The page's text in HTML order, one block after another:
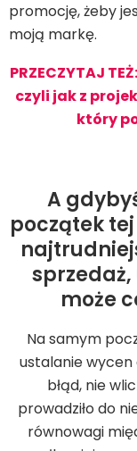
promocję, żeby
moją markę.
PRZECZYTAJ
czyli jak z
który
A
początek
sprzedaż,
może
Na samym
ustalanie wycen
błąd, nie
prowadziło do
równowagi